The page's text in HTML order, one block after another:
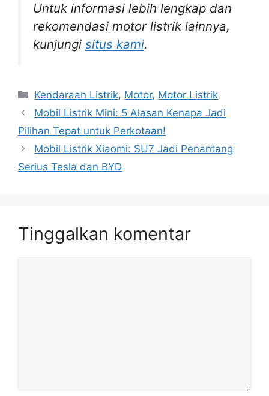
Untuk informasi lebih lengkap dan
rekomendasi motor listrik lainnya,
kunjungi situs kami.
Kategori
Kendaraan Listrik, Motor, Motor Listrik
Mobil Listrik Mini: 5 Alasan Kenapa Jadi
Pilihan Tepat untuk Perkotaan!
Mobil Listrik Xiaomi: SU7 Jadi Penantang
Serius Tesla dan BYD
Tinggalkan komentar